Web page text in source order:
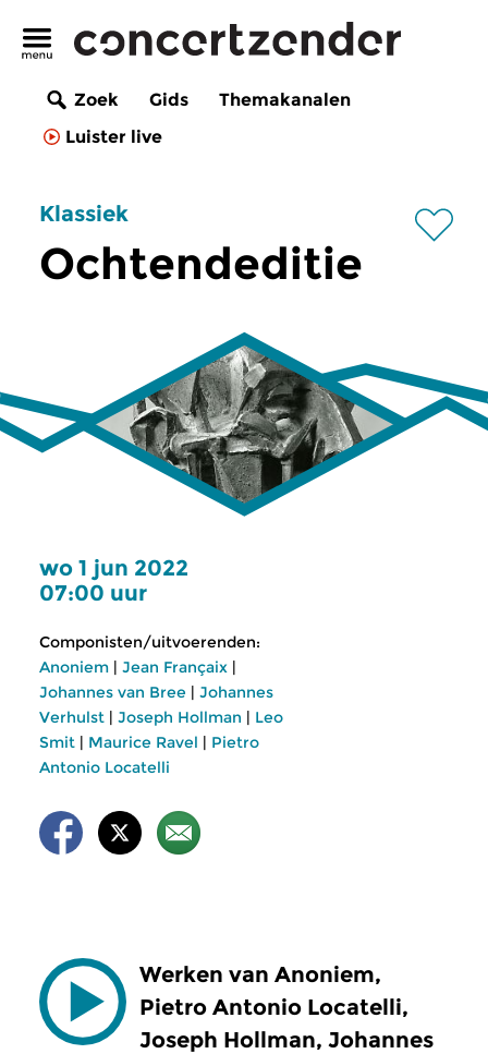
Zoek Gids
Themakanalen
Luister live
Klassiek
Ochtendeditie
wo 1 jun 2022
07:00 uur
Componisten/uitvoerenden:
Anoniem | Jean Françaix |
Johannes van Bree | Johannes
Verhulst | Joseph Hollman | Leo
Smit | Maurice Ravel | Pietro
Antonio Locatelli
Werken van Anoniem,
Pietro Antonio Locatelli,
Joseph Hollman, Johannes